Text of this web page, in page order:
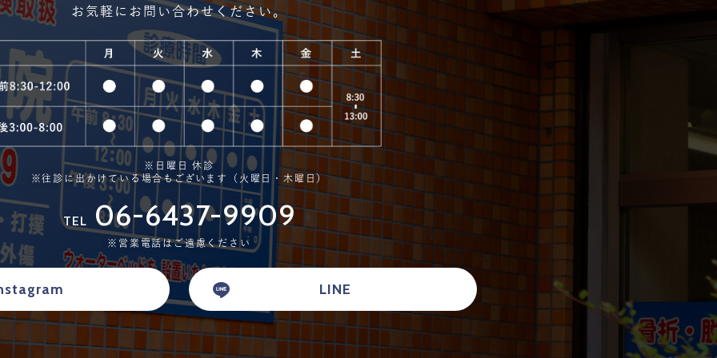
お気軽にお問い合わせください。
※日曜日 休診
※往診に出かけている場合もございます（火曜日・木曜日）
TEL 06-6437-9909
※営業電話はご遠慮ください
LINE